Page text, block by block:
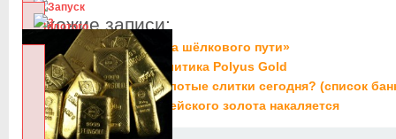
Похожие записи:
Запуск «Золотого фонда шёлкового пути»
Новая дивидендная политика Polyus Gold
У кого можно купить золотые слитки сегодня? (список
Ситуация вокруг европейского золота накаляется